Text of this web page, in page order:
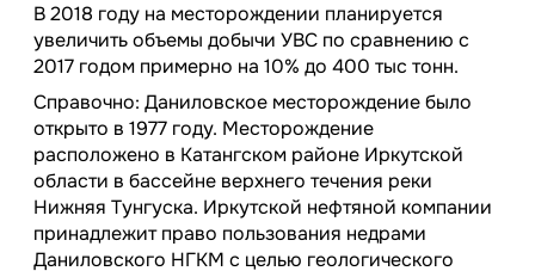
В 2018 году на месторождении планируется
увеличить объемы добычи УВС по сравнению с
2017 годом примерно на 10% до 400 тыс тонн.
Справочно: Даниловское месторождение было
открыто в 1977 году. Месторождение
расположено в Катангском районе Иркутской
области в бассейне верхнего течения реки
Нижняя Тунгуска. Иркутской нефтяной компании
принадлежит право пользования недрами
Даниловского НГКМ с целью геологического